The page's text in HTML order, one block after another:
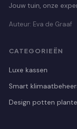
Jouw tuin, onze
Auteur: Eva de Graaf
CATEGORIEËN
Luxe kassen
Smart
Design potten